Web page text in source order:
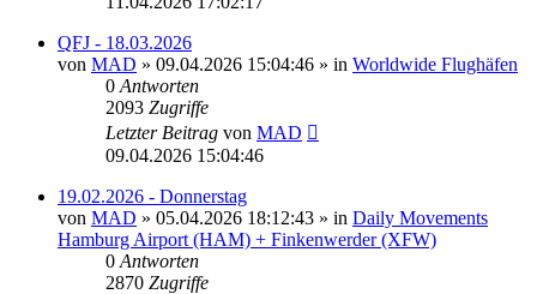
QFJ - 18.03.2026
von MAD » 09.04.2026 15:04:46 » in Worldwide Flughäfen
0 Antworten
2093 Zugriffe
Letzter Beitrag von MAD
09.04.2026 15:04:46
19.02.2026 - Donnerstag
von MAD » 05.04.2026 18:12:43 » in Daily Movements
Hamburg Airport (HAM) + Finkenwerder (XFW)
0 Antworten
2870 Zugriffe